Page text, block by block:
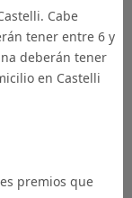
Cabe
tener entre 6 y
deberán tener
en Castelli
premios que